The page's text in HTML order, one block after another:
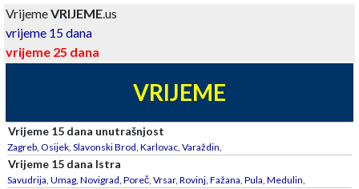
VrijemeVRIJEME.us
vrijeme 15 dana
vrijeme 25 dana
VRIJEME
Vrijeme 15 dana unutrašnjost
Zagreb, Osijek, Slavonski Brod, Karlovac, Varaždin,
Vrijeme 15 dana Istra
Savudrija, Umag, Novigrad, Poreč, Vrsar, Rovinj, Fažana, Pula, Medulin,